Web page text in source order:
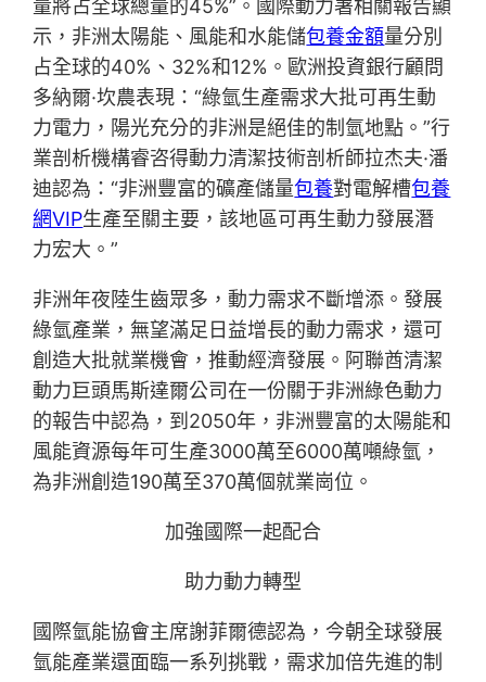
量將占全球總量的45%”。國際動力署相關報告顯
示，非洲太陽能、風能和水能儲包養金額量分別
占全球的40%、32%和12%。歐洲投資銀行顧問
多納爾·坎農表現：“綠氫生產需求大批可再生動
力電力，陽光充分的非洲是絕佳的制氫地點。”行
業剖析機構睿咨得動力清潔技術剖析師拉杰夫·潘
迪認為：“非洲豐富的礦產儲量包養對電解槽包養
網VIP生產至關主要，該地區可再生動力發展潛
力宏大。”
非洲年夜陸生齒眾多，動力需求不斷增添。發展
綠氫產業，無望滿足日益增長的動力需求，還可
創造大批就業機會，推動經濟發展。阿聯酋清潔
動力巨頭馬斯達爾公司在一份關于非洲綠色動力
的報告中認為，到2050年，非洲豐富的太陽能和
風能資源每年可生產3000萬至6000萬噸綠氫，
為非洲創造190萬至370萬個就業崗位。
加強國際一起配合
助力動力轉型
國際氫能協會主席謝菲爾德認為，今朝全球發展
氫能產業還面臨一系列挑戰，需求加倍先進的制